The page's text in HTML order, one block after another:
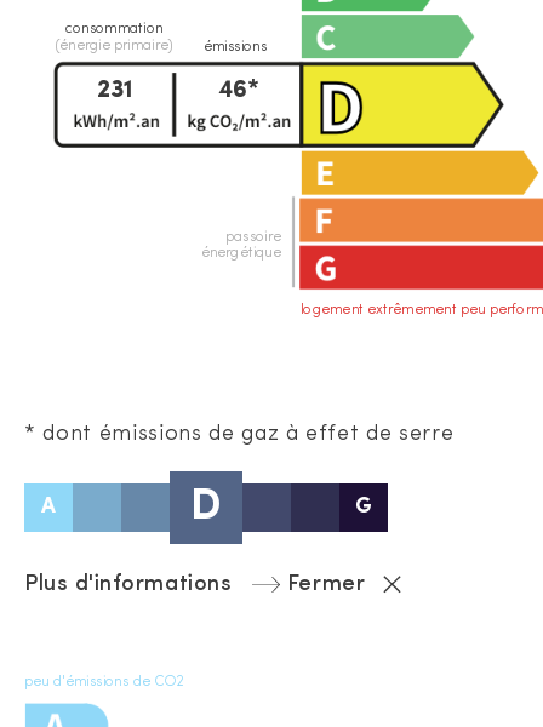
logement extrêmement peu
passoire
énergétique
consommation
(énergie primaire)
émissions
231 46*
* dont émissions de gaz à effet de serre
A D G
Plus d'informations Fermer
peu d'émissions de CO2